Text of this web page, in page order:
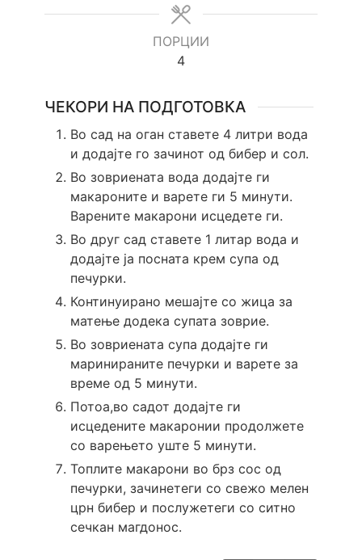
ПОРЦИИ
4
ЧЕКОРИ НА ПОДГОТОВКА
Во сад на оган ставете 4 литри вода
и додајте го зачинот од бибер и сол.
Во зовриената вода додајте ги
макароните и варете ги 5 минути.
Варените макарони исцедете ги.
Во друг сад ставете 1 литар вода и
додајте ја посната крем супа од
печурки.
Континуирано мешајте со жица за
матење додека супата зоврие.
Во зовриената супа додајте ги
маринираните печурки и варете за
време од 5 минути.
Потоа,во садот додајте ги
исцедените макаронии продолжете
со варењето уште 5 минути.
Топлите макарони во брз сос од
печурки, зачинетеги со свежо мелен
црн бибер и послужетеги со ситно
сечкан магдонос.